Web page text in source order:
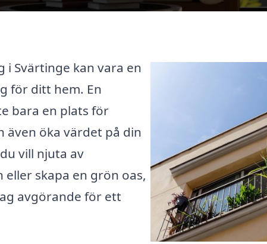
i Svärtinge kan vara en
för ditt hem. En
bara en plats för
även öka värdet på din
vill njuta av
skapa en grön oas,
avgörande för ett